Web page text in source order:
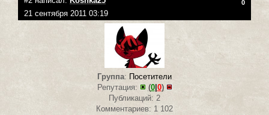
0
21 сентября 2011 03:19
Группа: Посетители
Репутация:
(0|0)
Публикаций: 2
Комментариев: 1 102